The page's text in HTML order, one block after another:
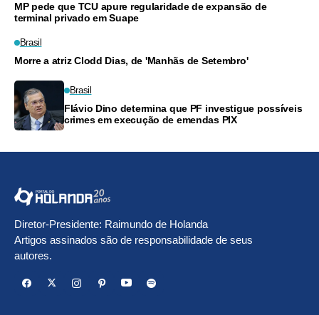
MP pede que TCU apure regularidade de expansão de
terminal privado em Suape
Brasil
Morre a atriz Clodd Dias, de 'Manhãs de Setembro'
Brasil
Flávio Dino determina que PF investigue possíveis
crimes em execução de emendas PIX
Diretor-Presidente: Raimundo de Holanda
Artigos assinados são de responsabilidade de seus
autores.